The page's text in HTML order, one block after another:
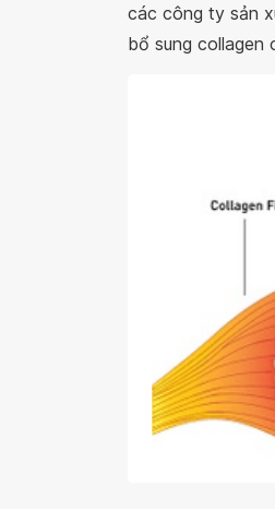
các công ty sản
bổ sung